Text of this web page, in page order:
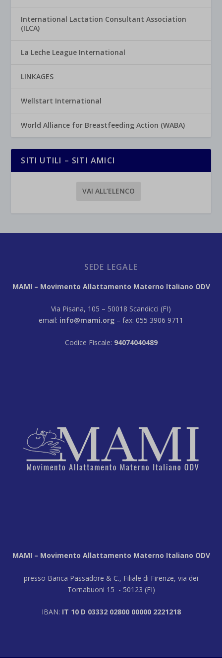
International Lactation Consultant Association
(ILCA)
La Leche League International
LINKAGES
Wellstart International
World Alliance for Breastfeeding Action (WABA)
SITI UTILI – SITI AMICI
VAI ALL’ELENCO
SEDE LEGALE
MAMI – Movimento Allattamento Materno Italiano ODV
Via Pisana, 105 – 50018 Scandicci (FI)
email: info@mami.org – fax: 055 3906 9711
Codice Fiscale: 94074040489
MAMI – Movimento Allattamento Materno Italiano ODV
presso Banca Passadore & C., Filiale di Firenze, via dei
Tornabuoni 15 - 50123 (FI)
IBAN: IT 10 D 03332 02800 00000 2221218